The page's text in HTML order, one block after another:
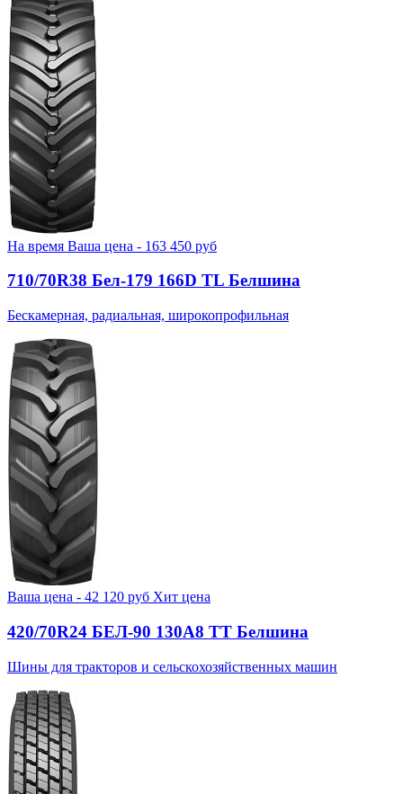
На время Ваша цена - 163 450 руб
710/70R38 Бел-179 166D TL Белшина
Бескамерная, радиальная, широкопрофильная
Ваша цена - 42 120 руб Хит цена
420/70R24 БЕЛ-90 130А8 TT Белшина
Шины для тракторов и сельскохозяйственных машин